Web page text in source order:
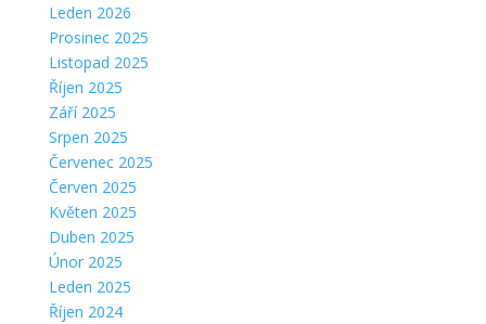
Leden 2026
Prosinec 2025
Listopad 2025
Říjen 2025
Září 2025
Srpen 2025
Červenec 2025
Červen 2025
Květen 2025
Duben 2025
Únor 2025
Leden 2025
Říjen 2024